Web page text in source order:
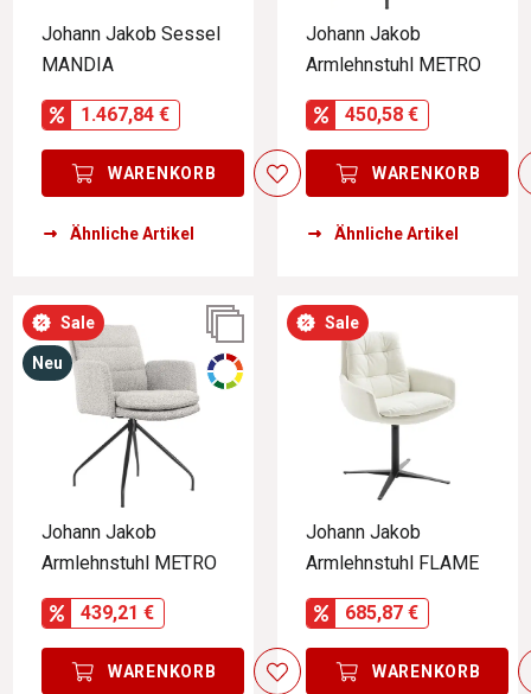
Johann Jakob Sessel
MANDIA
1.467,84 €
WARENKORB
Ähnliche Artikel
Johann Jakob
Armlehnstuhl METRO
450,58 €
WARENKORB
Ähnliche Artikel
Sale
Neu
Johann Jakob
Armlehnstuhl METRO
439,21 €
WARENKORB
Sale
Johann Jakob
Armlehnstuhl FLAME
685,87 €
WARENKORB